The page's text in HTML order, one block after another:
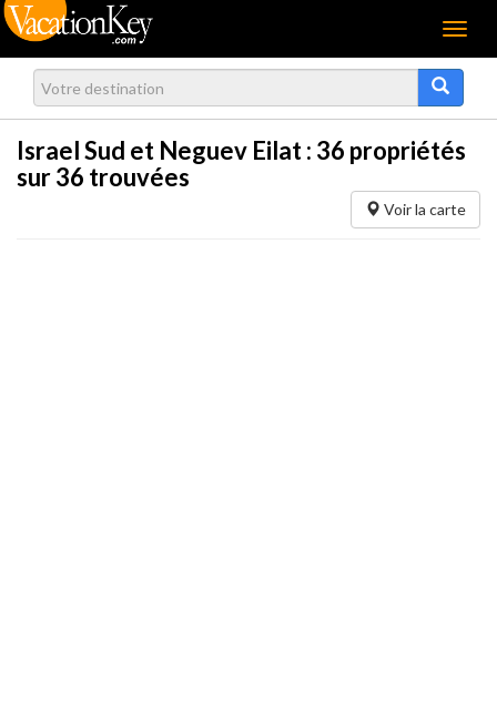
Menu
Israel Sud et Neguev Eilat : 36 propriétés
sur 36 trouvées
Voir la carte